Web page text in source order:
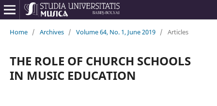
Home / Archives / Volume 64, No. 1, June 2019 / Articles
THE ROLE OF CHURCH SCHOOLS
IN MUSIC EDUCATION